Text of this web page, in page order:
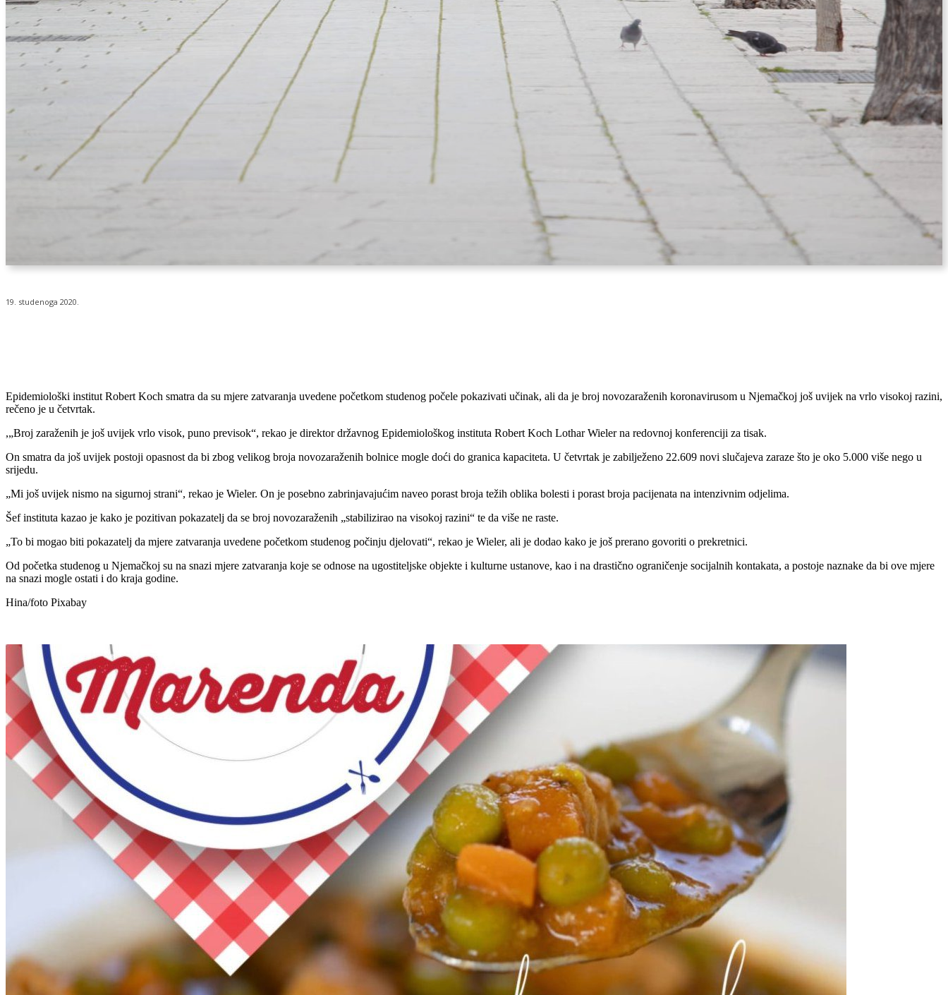
19. studenoga 2020.
Epidemiološki institut Robert Koch smatra da su mjere zatvaranja uvedene početkom studenog počele pokazivati učinak, ali da je broj novozaraženih koronavirusom u Njemačkoj još uvijek na vrlo visokoj razini,
rečeno je u četvrtak.
,„Broj zaraženih je još uvijek vrlo visok, puno previsok“, rekao je direktor državnog Epidemiološkog instituta Robert Koch Lothar Wieler na redovnoj konferenciji za tisak.
On smatra da još uvijek postoji opasnost da bi zbog velikog broja novozaraženih bolnice mogle doći do granica kapaciteta. U četvrtak je zabilježeno 22.609 novi slučajeva zaraze što je oko 5.000 više nego u
srijedu.
„Mi još uvijek nismo na sigurnoj strani“, rekao je Wieler. On je posebno zabrinjavajućim naveo porast broja težih oblika bolesti i porast broja pacijenata na intenzivnim odjelima.
Šef instituta kazao je kako je pozitivan pokazatelj da se broj novozaraženih „stabilizirao na visokoj razini“ te da više ne raste.
„To bi mogao biti pokazatelj da mjere zatvaranja uvedene početkom studenog počinju djelovati“, rekao je Wieler, ali je dodao kako je još prerano govoriti o prekretnici.
Od početka studenog u Njemačkoj su na snazi mjere zatvaranja koje se odnose na ugostiteljske objekte i kulturne ustanove, kao i na drastično ograničenje socijalnih kontakata, a postoje naznake da bi ove mjere
na snazi mogle ostati i do kraja godine.
Hina/foto Pixabay